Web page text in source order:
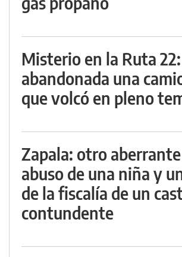
Misterio en la Ruta
abandonada una
que volcó en pleno
Zapala: otro
abuso de una niña y
de la fiscalía de un
contundente